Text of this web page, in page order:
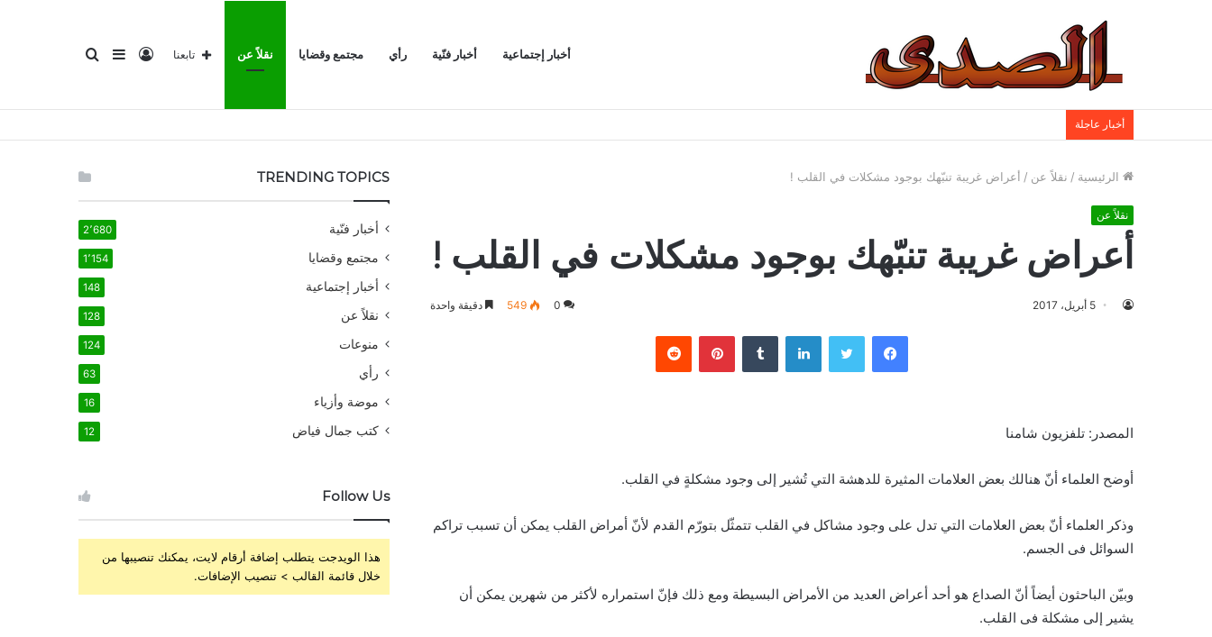
أخبار إجتماعية أخبار فنّية رأي مجتمع وقضايا نقلاً عن بحثإضافة
جانبي
تسجيل تابعنا
أخبار عاجلة
الرئيسية / نقلاً عن / أعراض غريبة تنبّهك بوجود مشكلات في القلب !
نقلاً عن
أعراض غريبة تنبّهك بوجود مشكلات في القلب !
5 أبريل، 2017 0
549 دقيقة واحدة
فيسبوك تويتر لينكدإن بينتيريست
المصدر: تلفزيون شامنا
أوضح العلماء أنّ هنالك بعض العلامات المثيرة للدهشة التي تُشير إلى وجود مشكلةٍ في القلب.
وذكر العلماء أنّ بعض العلامات التي تدل على وجود مشاكل في القلب تتمثّل بتورّم القدم لأنّ أمراض القلب يمكن أن تسبب تراكم
السوائل فى الجسم.
وبيّن الباحثون أيضاً أنّ الصداع هو أحد أعراض العديد من الأمراض البسيطة ومع ذلك فإنّ استمراره لأكثر من شهرين يمكن أن
يشير إلى مشكلة فى القلب.
TRENDING TOPICS
أخبار فنّية 2٬680
مجتمع وقضايا 1٬154
أخبار إجتماعية 148
نقلاً عن 128
منوعات 124
رأي 63
موضة وأزياء 16
كتب جمال فياض 12
Follow Us
هذا الويدجت يتطلب إضافة أرقام لايت، يمكنك تنصيبها من
خلال قائمة القالب > تنصيب الإضافات.